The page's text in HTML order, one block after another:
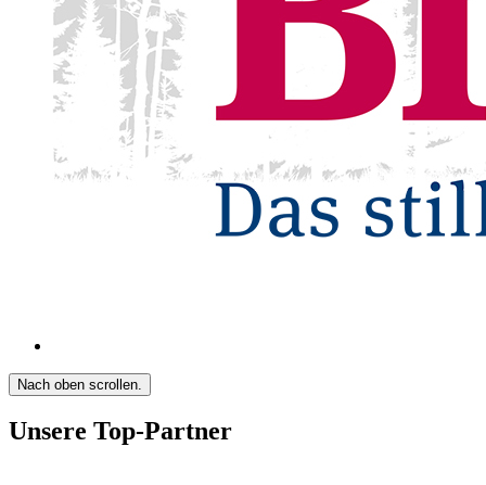
Nach oben scrollen.
Unsere Top-Partner